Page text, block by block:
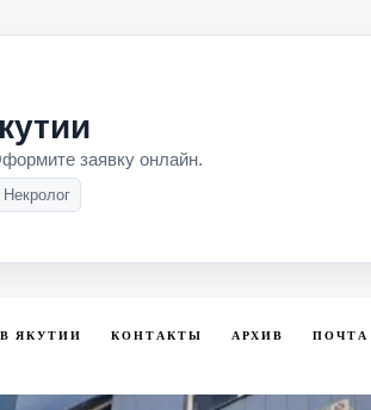
заявку онлайн.
Некролог
В ЯКУТИИ КОНТАКТЫ АРХИВ ПОЧТА